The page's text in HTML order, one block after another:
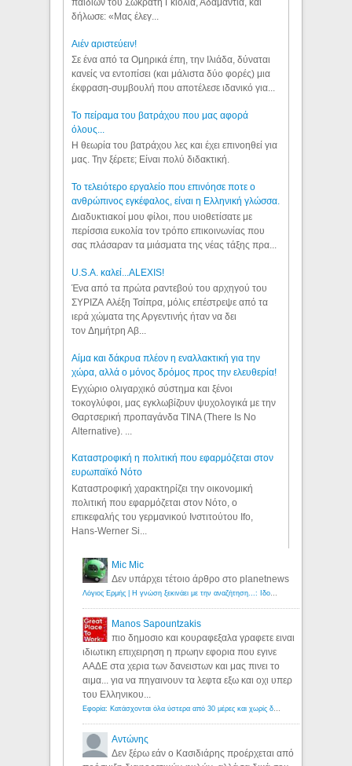
δήλωσε: «Μας έλεγ...
Aιέν αριστεύειν!
Σε ένα από τα Ομηρικά έπη, την Ιλιάδα, δύναται
κανείς να εντοπίσει (και μάλιστα δύο φορές) μια
έκφραση-συμβουλή που αποτέλεσε ιδανικό για...
Το πείραμα του βατράχου που μας αφορά
όλους...
Η θεωρία του βατράχου λες και έχει επινοηθεί για
μας. Την ξέρετε; Είναι πολύ διδακτική.
Το τελειότερο εργαλείο που επινόησε ποτε ο
ανθρώπινος εγκέφαλος, είναι η Ελληνική γλώσσα.
Διαδυκτιακοί μου φίλοι, που υιοθετίσατε με
περίσσια ευκολία τον τρόπο επικοινωνίας που
σας πλάσαραν τα μιάσματα της νέας τάξης πρα...
U.S.A. καλεί...ALEXIS!
Ένα από τα πρώτα ραντεβού του αρχηγού του
ΣΥΡΙΖΑ Αλέξη Τσίπρα, μόλις επέστρεψε από τα
ιερά χώματα της Αργεντινής ήταν να δει
τον Δημήτρη Αβ...
Αίμα και δάκρυα πλέον η εναλλακτική για την
χώρα, αλλά ο μόνος δρόμος προς την ελευθερία!
Εγχώριο ολιγαρχικό σύστημα και ξένοι
τοκογλύφοι, μας εγκλωβίζουν ψυχολογικά με την
Θαρτσερική προπαγάνδα TINA (There Is No
Alternative). ...
Καταστροφική η πολιτική που εφαρμόζεται στον
ευρωπαϊκό Νότο
Καταστροφική χαρακτηρίζει την οικονομική
πολιτική που εφαρμόζεται στον Νότο, ο
επικεφαλής του γερμανικού Ινστιτούτου Ifo,
Hans-Werner Si...
Mic Mic
Δεν υπάρχει τέτοιο άρθρο στο planetnews
Λόγιος Ερμής | Η γνώση ξεκινάει με την αναζήτηση...: Ιδού οι 18 που χρωστούν 11 δις ευρώ!
Manos Sapountzakis
πιο δημοσιο και κουραφεξαλα γραφετε ειναι
ιδιωτικη επιχειρηση η πρωην εφορια που εγινε
ΑΑΔΕ στα χερια των δανειστων και μας πινει το
αιμα... για να πηγαινουν τα λεφτα εξω και οχι υπερ
του Ελληνικου...
Εφορία: Κατάσχονται όλα ύστερα από 30 μέρες και χωρίς δικαστικές αποφάσεις - Λόγιος Ερμής
Αντώνης
Δεν ξέρω εάν ο Κασιδιάρης προέρχεται από